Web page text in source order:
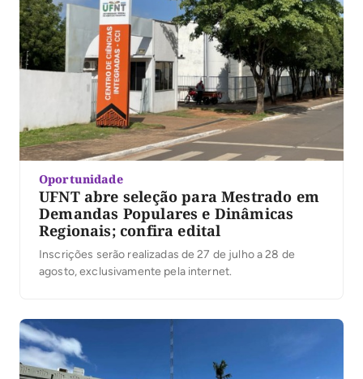
Oportunidade
UFNT abre seleção para Mestrado em
Demandas Populares e Dinâmicas
Regionais; confira edital
Inscrições serão realizadas de 27 de julho a 28 de
agosto, exclusivamente pela internet.